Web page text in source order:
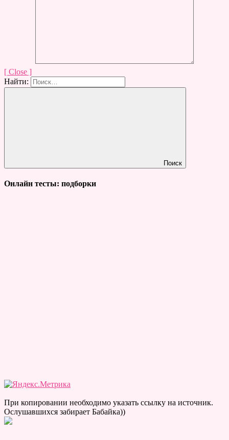
[ Close ]
Найти:
Поиск
Онлайн тесты: подборки
При копировании необходимо указать ссылку на источник.
Ослушавшихся забирает Бабайка))